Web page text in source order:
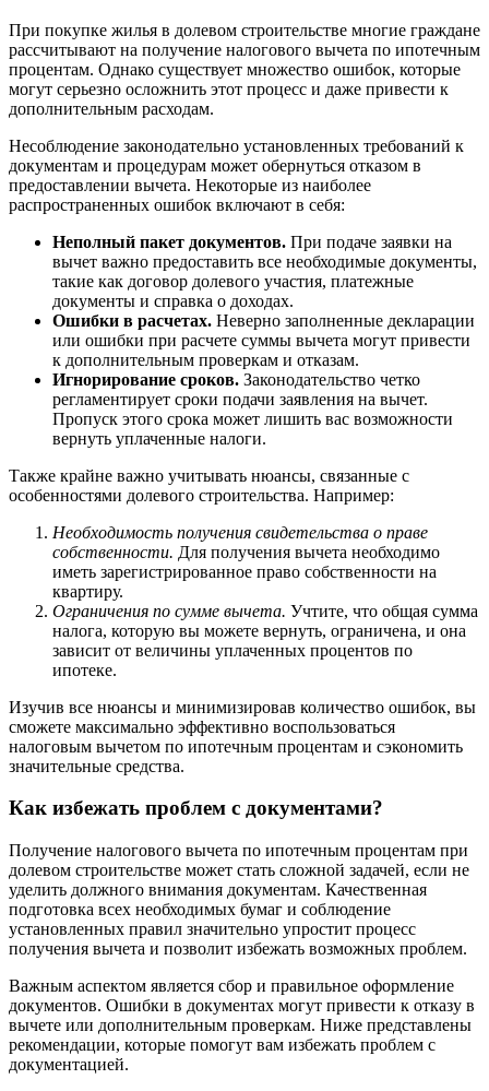
При покупке жилья в долевом строительстве многие граждане
рассчитывают на получение налогового вычета по ипотечным
процентам. Однако существует множество ошибок, которые
могут серьезно осложнить этот процесс и даже привести к
дополнительным расходам.
Несоблюдение законодательно установленных требований к
документам и процедурам может обернуться отказом в
предоставлении вычета. Некоторые из наиболее
распространенных ошибок включают в себя:
Неполный пакет документов. При подаче заявки на
вычет важно предоставить все необходимые документы,
такие как договор долевого участия, платежные
документы и справка о доходах.
Ошибки в расчетах. Неверно заполненные декларации
или ошибки при расчете суммы вычета могут привести
к дополнительным проверкам и отказам.
Игнорирование сроков. Законодательство четко
регламентирует сроки подачи заявления на вычет.
Пропуск этого срока может лишить вас возможности
вернуть уплаченные налоги.
Также крайне важно учитывать нюансы, связанные с
особенностями долевого строительства. Например:
Необходимость получения свидетельства о праве
собственности. Для получения вычета необходимо
иметь зарегистрированное право собственности на
квартиру.
Ограничения по сумме вычета. Учтите, что общая сумма
налога, которую вы можете вернуть, ограничена, и она
зависит от величины уплаченных процентов по
ипотеке.
Изучив все нюансы и минимизировав количество ошибок, вы
сможете максимально эффективно воспользоваться
налоговым вычетом по ипотечным процентам и сэкономить
значительные средства.
Как избежать проблем с документами?
Получение налогового вычета по ипотечным процентам при
долевом строительстве может стать сложной задачей, если не
уделить должного внимания документам. Качественная
подготовка всех необходимых бумаг и соблюдение
установленных правил значительно упростит процесс
получения вычета и позволит избежать возможных проблем.
Важным аспектом является сбор и правильное оформление
документов. Ошибки в документах могут привести к отказу в
вычете или дополнительным проверкам. Ниже представлены
рекомендации, которые помогут вам избежать проблем с
документацией.